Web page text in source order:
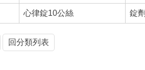
心律錠10公絲 錠劑
回分類列表